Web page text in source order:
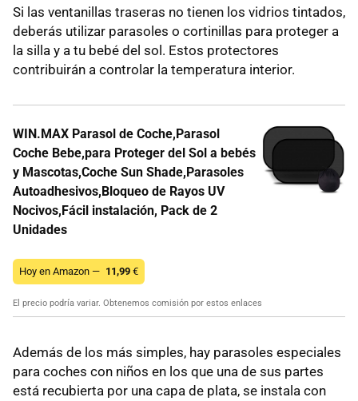
Si las ventanillas traseras no tienen los vidrios tintados,
deberás utilizar parasoles o cortinillas para proteger a
la silla y a tu bebé del sol. Estos protectores
contribuirán a controlar la temperatura interior.
WIN.MAX Parasol de Coche,Parasol
Coche Bebe,para Proteger del Sol a bebés
y Mascotas,Coche Sun Shade,Parasoles
Autoadhesivos,Bloqueo de Rayos UV
Nocivos,Fácil instalación, Pack de 2
Unidades
Hoy en Amazon — 11,99 €
El precio podría variar. Obtenemos comisión por estos enlaces
Además de los más simples, hay parasoles especiales
para coches con niños en los que una de sus partes
está recubierta por una capa de plata, se instala con